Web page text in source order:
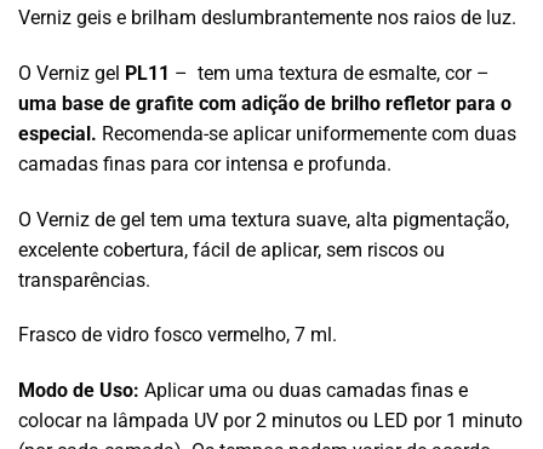
Verniz geis e brilham deslumbrantemente nos raios de luz.
O Verniz gel PL11 – tem uma textura de esmalte, cor –
uma base de grafite com adição de brilho refletor para o
especial. Recomenda-se aplicar uniformemente com duas
camadas finas para cor intensa e profunda.
O Verniz de gel tem uma textura suave, alta pigmentação,
excelente cobertura, fácil de aplicar, sem riscos ou
transparências.
Frasco de vidro fosco vermelho, 7 ml.
Modo de Uso: Aplicar uma ou duas camadas finas e
colocar na lâmpada UV por 2 minutos ou LED por 1 minuto